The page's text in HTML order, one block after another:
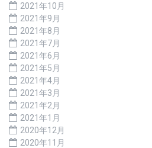
2021年10月
2021年9月
2021年8月
2021年7月
2021年6月
2021年5月
2021年4月
2021年3月
2021年2月
2021年1月
2020年12月
2020年11月